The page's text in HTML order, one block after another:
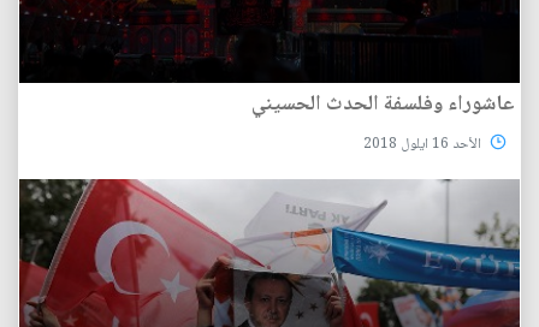
عاشوراء وفلسفة الحدث الحسيني
الأحد 16 ايلول 2018